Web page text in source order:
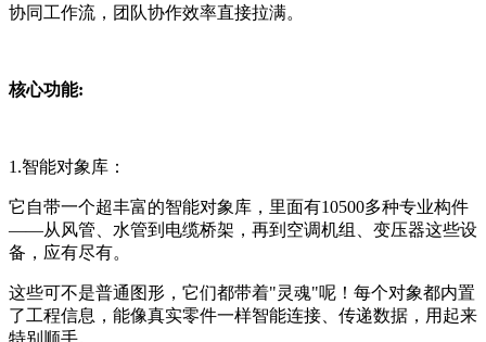
协同工作流，团队协作效率直接拉满。
核心功能:
1.智能对象库：
它自带一个超丰富的智能对象库，里面有10500多种专业构件
——从风管、水管到电缆桥架，再到空调机组、变压器这些设
备，应有尽有。
这些可不是普通图形，它们都带着"灵魂"呢！每个对象都内置
了工程信息，能像真实零件一样智能连接、传递数据，用起来
特别顺手。